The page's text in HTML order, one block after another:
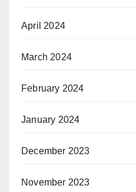
April 2024
March 2024
February 2024
January 2024
December 2023
November 2023